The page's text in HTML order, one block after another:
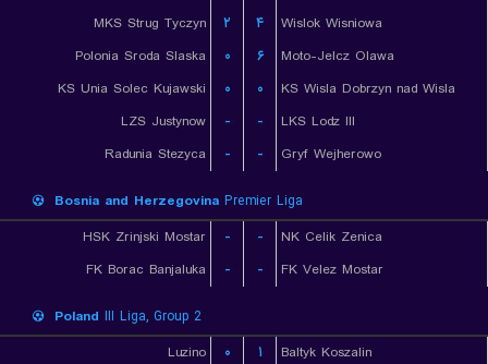
MKS Strug Tyczyn
۲ ۴
Wislok Wisniowa
Polonia Sroda Slaska
۰ ۶
Moto-Jelcz Olawa
KS Unia Solec Kujawski
۰ ۰
KS Wisla Dobrzyn nad Wisla
LZS Justynow
- -
LKS Lodz III
Radunia Stezyca
- - Gryf Wejherowo
Bosnia and Herzegovina Premier Liga
HSK Zrinjski Mostar
- -
NK Celik Zenica
FK Borac Banjaluka
- - FK Velez Mostar
Poland III Liga, Group 2
Luzino
۰ ۱
Baltyk Koszalin